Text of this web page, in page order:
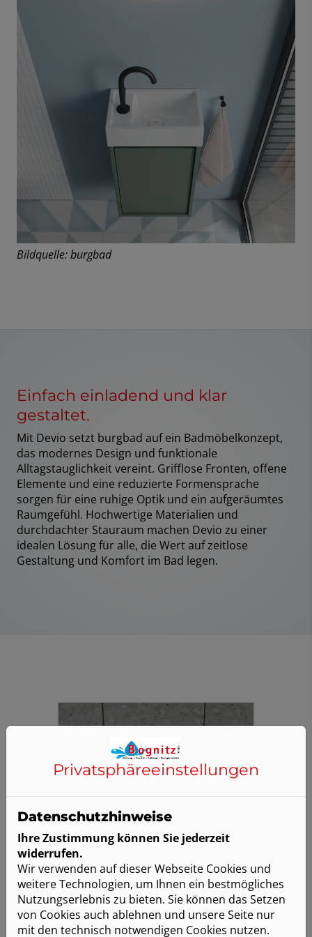
Bildquelle: burgbad
Einfach einladend und klar
gestaltet.
Mit Devio setzt burgbad auf ein Badmöbelkonzept,
das modernes Design und funktionale
Alltagstauglichkeit vereint. Grifflose Fronten, offene
Elemente und eine reduzierte Formensprache
sorgen für eine ruhige Optik und ein aufgeräumtes
Raumgefühl. Hochwertige Materialien und
durchdachter Stauraum machen Devio zu einer
idealen Lösung für alle, die Wert auf zeitlose
Gestaltung und Komfort im Bad legen.
Privatsphäre­einstellungen
Datenschutzhinweise
Ihre Zustimmung können Sie jederzeit
widerrufen.
Wir verwenden auf dieser Webseite Cookies und
weitere Technologien, um Ihnen ein bestmögliches
Nutzungserlebnis zu bieten. Sie können das Setzen
von Cookies auch ablehnen und unsere Seite nur
mit den technisch notwendigen Cookies nutzen.